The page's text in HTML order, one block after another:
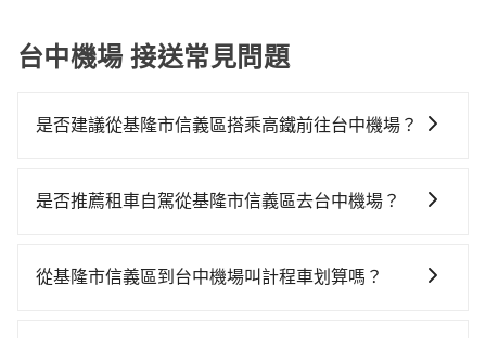
公司
台中機場 接送常見問題
是否建議從基隆市信義區搭乘高鐵前往台中機場？
費時！從最早06:15一直到22:50，南港-台中一天最多有
元、車程約31分鐘。抵達高鐵站後，步行進站、現場購
是否推薦租車自駕從基隆市信義區去台中機場？
路邊多天不用車，停車費與租車費用都是不小開支。
從基隆市信義區到台中機場叫計程車划算嗎？